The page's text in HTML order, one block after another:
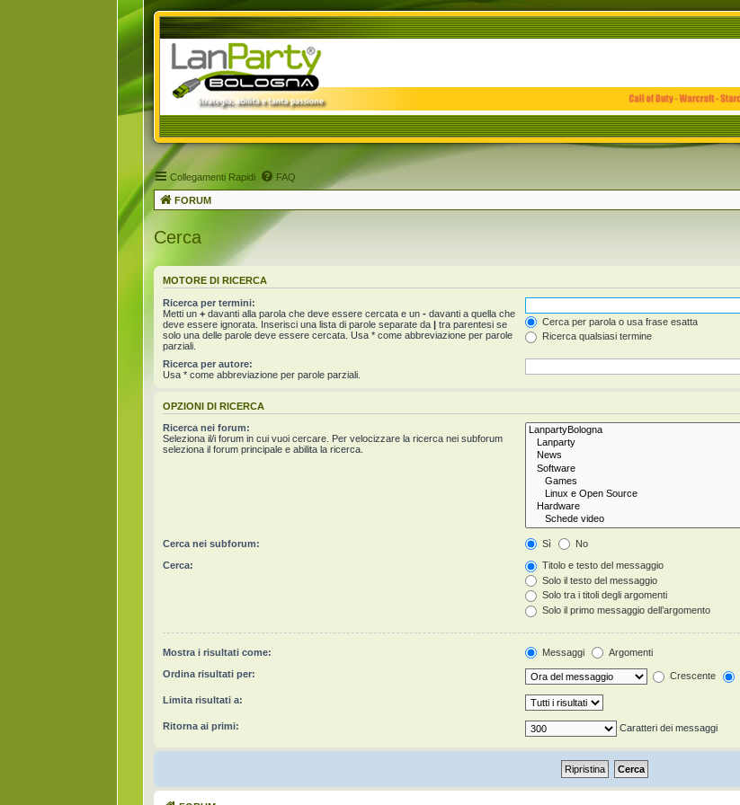
Collegamenti Rapidi FAQ
FORUM
Cerca
MOTORE DI RICERCA
Ricerca per termini:
Metti un + davanti alla parola che deve essere cercata e un - davanti a quella che
deve essere ignorata. Inserisci una lista di parole separate da | tra parentesi se
solo una delle parole deve essere cercata. Usa * come abbreviazione per parole
parziali.
Cerca per parola o usa frase esatta
Ricerca qualsiasi termine
Ricerca per autore:
Usa * come abbreviazione per parole parziali.
OPZIONI DI RICERCA
Ricerca nei forum:
Seleziona il/i forum in cui vuoi cercare. Per velocizzare la ricerca nei subforum
seleziona il forum principale e abilita la ricerca.
Cerca nei subforum: Sì No
Cerca:
Titolo e testo del messaggio
Solo il testo del messaggio
Solo tra i titoli degli argomenti
Solo il primo messaggio dell’argomento
Mostra i risultati come: Messaggi Argomenti
Ordina risultati per: Crescente
Limita risultati a:
Ritorna ai primi: Caratteri dei messaggi